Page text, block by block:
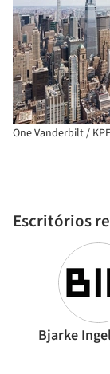
One Vanderbilt / KPF
Escritórios
Bjarke